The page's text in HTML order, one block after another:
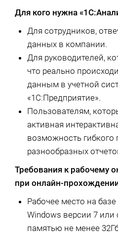
Для кого нужна
Для сотрудников,
данных в компании.
Для руководителей,
что реально
данным в учетной
«1С:Предприятие».
Пользователям,
активная
возможность гибкого
разнообразных
Требования к рабочему
при онлайн-
Рабочее место на
Windows версии 7 или
памятью не менее